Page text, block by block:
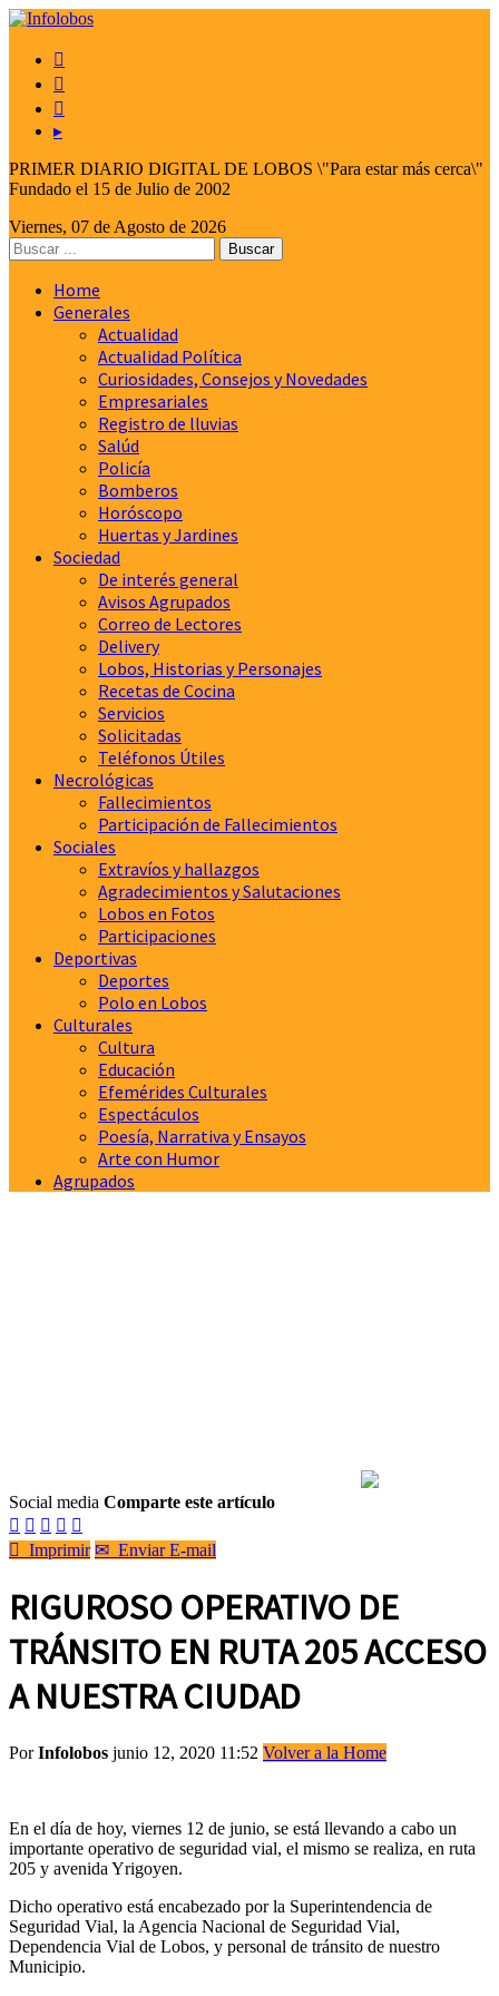



▸
PRIMER DIARIO DIGITAL DE LOBOS \"Para estar más cerca\"
Fundado el 15 de Julio de 2002
Viernes, 07 de Agosto de 2026
Home
Generales
Actualidad
Actualidad Política
Curiosidades, Consejos y Novedades
Empresariales
Registro de lluvias
Salúd
Policía
Bomberos
Horóscopo
Huertas y Jardines
Sociedad
De interés general
Avisos Agrupados
Correo de Lectores
Delivery
Lobos, Historias y Personajes
Recetas de Cocina
Servicios
Solicitadas
Teléfonos Útiles
Necrológicas
Fallecimientos
Participación de Fallecimientos
Sociales
Extravíos y hallazgos
Agradecimientos y Salutaciones
Lobos en Fotos
Participaciones
Deportivas
Deportes
Polo en Lobos
Culturales
Cultura
Educación
Efemérides Culturales
Espectáculos
Poesía, Narrativa y Ensayos
Arte con Humor
Agrupados
Social media Comparte este artículo
    
 Imprimir ✉ Enviar E-mail
RIGUROSO OPERATIVO DE
TRÁNSITO EN RUTA 205 ACCESO
A NUESTRA CIUDAD
PorInfolobos junio 12, 2020 11:52 Volver a la Home
En el día de hoy, viernes 12 de junio, se está llevando a cabo un
importante operativo de seguridad vial, el mismo se realiza, en ruta
205 y avenida Yrigoyen.
Dicho operativo está encabezado por la Superintendencia de
Seguridad Vial, la Agencia Nacional de Seguridad Vial,
Dependencia Vial de Lobos, y personal de tránsito de nuestro
Municipio.